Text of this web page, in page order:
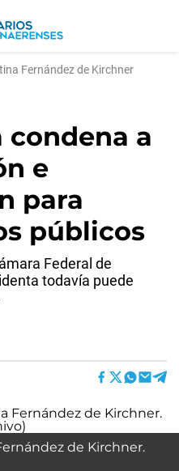
Fernández de Kirchner
condena a
e
para
públicos
Federal de
todavía puede
de Kirchner.